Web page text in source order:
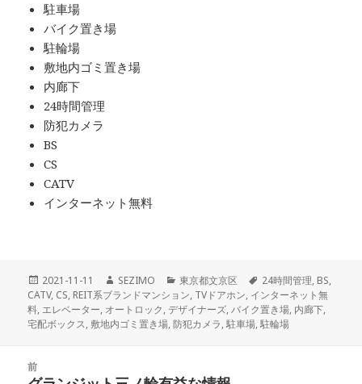
駐車場
バイク置き場
駐輪場
敷地内ゴミ置き場
内廊下
24時間管理
防犯カメラ
BS
CS
CATV
インターネット無料
投
稿
日:
2021-11-11
作
成
者
SEZIMO
カ
テ
ゴ
リ
東京都文京区
タ
グ
24時間管理, BS,
CATV, CS, REIT系ブランドマンション, TVドアホン, インターネット無
料, エレベーター, オートロック,デザイナーズ,バイク置き場, 内廊下,
宅配ボックス, 敷地内ゴミ置き場,防犯カメラ,駐車場,駐輪場
前